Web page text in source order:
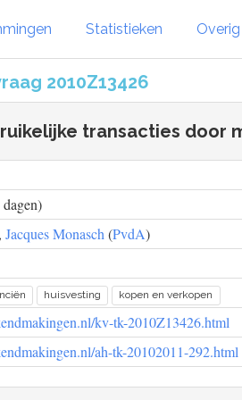
Statistieken Overig
2010Z13426
transacties door
Jacques Monasch (PvdA)
huisvesting kopen en verkopen
kv-tk-2010Z13426.html
ah-tk-20102011-292.html